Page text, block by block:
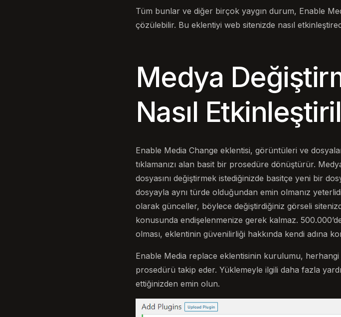
Tüm bunlar ve diğer birçok yaygın durum, Enable
çözülebilir. Bu eklentiyi web sitenizde nasıl
Medya
Nasıl
Enable Media Change eklentisi, görüntüleri ve
tıklamanızı alan basit bir prosedüre dönüştürür.
dosyasını değiştirmek istediğinizde basitçe yeni bir
dosyayla aynı türde olduğundan emin olmanız
olarak günceller, böylece değiştirdiğiniz görseli
konusunda endişelenmenize gerek kalmaz.
olması, eklentinin güvenilirliği hakkında kendi adına
Enable Media replace eklentisinin kurulumu,
prosedürü takip eder. Yüklemeyle ilgili daha fazla
ettiğinizden emin olun.